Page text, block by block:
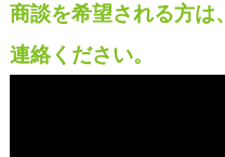
商談を希望される方は、
連絡ください。